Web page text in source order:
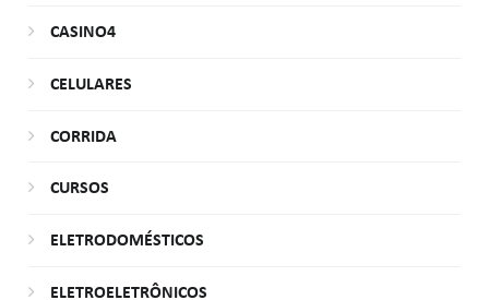
CASINO4
CELULARES
CORRIDA
CURSOS
ELETRODOMÉSTICOS
ELETROELETRÔNICOS